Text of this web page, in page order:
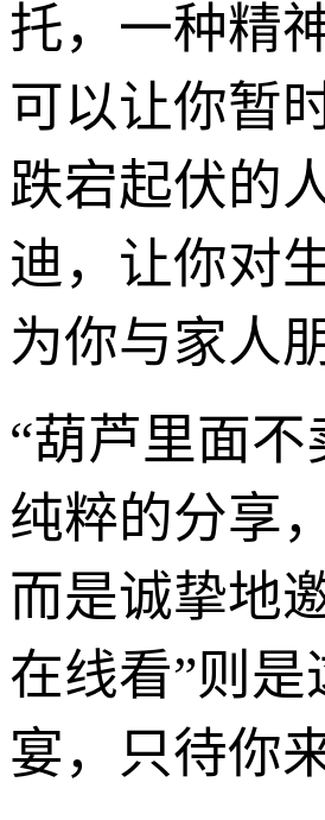
托，一种精
可以让你暂
跌宕起伏的
迪，让你对
为你与家人
“葫芦里面
纯粹的分享
而是诚挚地
在线看”则
宴，只待你